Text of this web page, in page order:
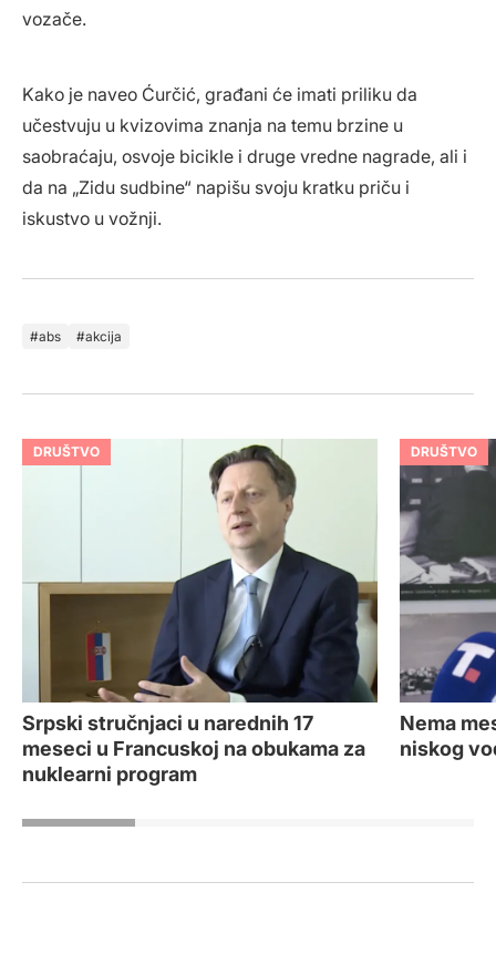
vozače.
Kako je naveo Ćurčić, građani će imati priliku da
učestvuju u kvizovima znanja na temu brzine u
saobraćaju, osvoje bicikle i druge vredne nagrade, ali i
da na „Zidu sudbine“ napišu svoju kratku priču i
iskustvo u vožnji.
abs akcija
DRUŠTVO
Srpski stručnjaci u narednih 17
meseci u Francuskoj na obukama za
nuklearni program
DRUŠTVO
Nema
niskog